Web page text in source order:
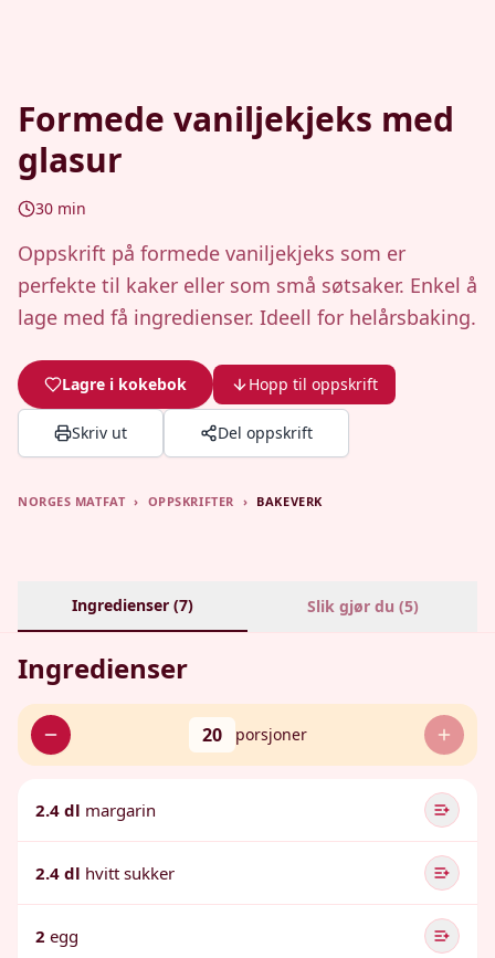
Formede vaniljekjeks med
glasur
30 min
Oppskrift på formede vaniljekjeks som er
perfekte til kaker eller som små søtsaker. Enkel å
lage med få ingredienser. Ideell for helårsbaking.
Lagre i kokebok Hopp til oppskrift
Skriv ut Del oppskrift
NORGES MATFAT › OPPSKRIFTER › BAKEVERK
Ingredienser (7) Slik gjør du (5)
Ingredienser
20 porsjoner
2.4 dl margarin
2.4 dl hvitt sukker
2 egg